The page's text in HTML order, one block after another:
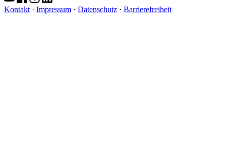
Kontakt · Impressum · Datenschutz · Barrierefreiheit